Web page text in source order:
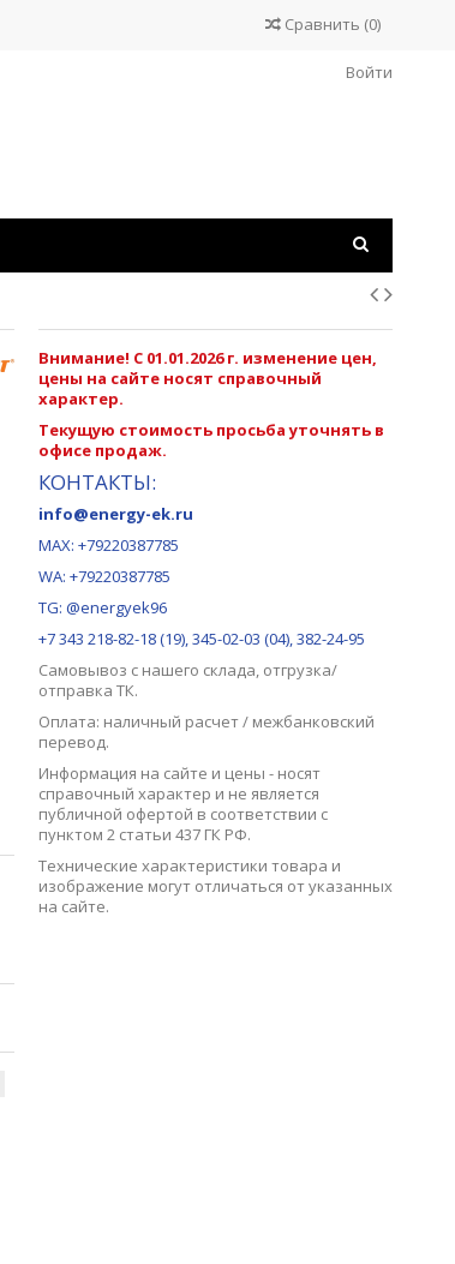
Сравнить (0)
Войти
Внимание! С 01.01.2026 г. изменение цен,
цены на сайте носят справочный
характер.
Текущую стоимость просьба уточнять в
офисе продаж.
КОНТАКТЫ:
info@energy-ek.ru
MAX: +79220387785
WA: +79220387785
TG: @energyek96
+7 343 218-82-18 (19), 345-02-03 (04), 382-24-95
Самовывоз с нашего склада, отгрузка/
отправка ТК.
Оплата: наличный расчет / межбанковский
перевод.
Информация на сайте и цены - носят
справочный характер и не является
публичной офертой в соответствии с
пунктом 2 статьи 437 ГК РФ.
Технические характеристики товара и
изображение могут отличаться от указанных
на сайте.